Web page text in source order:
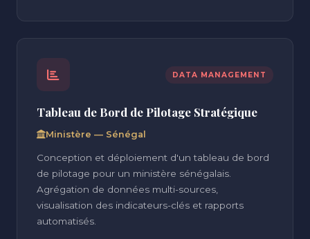
DATA MANAGEMENT
Tableau de Bord de Pilotage Stratégique
Ministère — Sénégal
Conception et déploiement d'un tableau de bord
de pilotage pour un ministère sénégalais.
Agrégation de données multi-sources,
visualisation des indicateurs-clés et rapports
automatisés.